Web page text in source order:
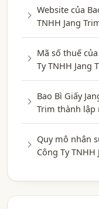
Website của
TNHH Jang
Mã số thuế
Ty TNHH Jang
Bao Bì Giấy
Trim thành lập
Quy mô nhân
Công Ty TNHH